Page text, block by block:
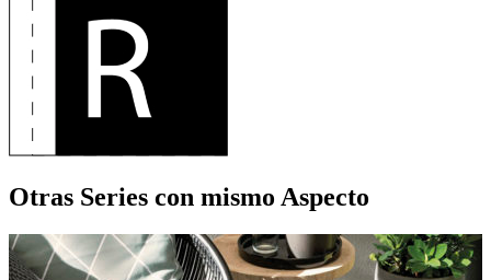
Otras Series con mismo Aspecto